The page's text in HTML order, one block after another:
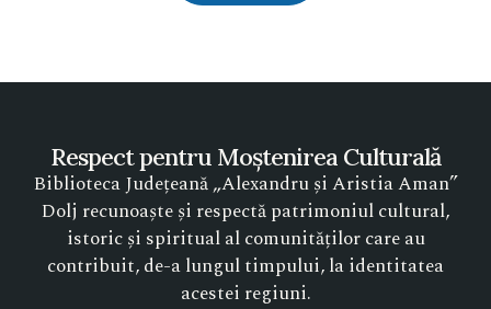
Respect pentru Moștenirea Culturală
Biblioteca Județeană „Alexandru și Aristia Aman”
Dolj recunoaște și respectă patrimoniul cultural,
istoric și spiritual al comunităților care au
contribuit, de-a lungul timpului, la identitatea
acestei regiuni.